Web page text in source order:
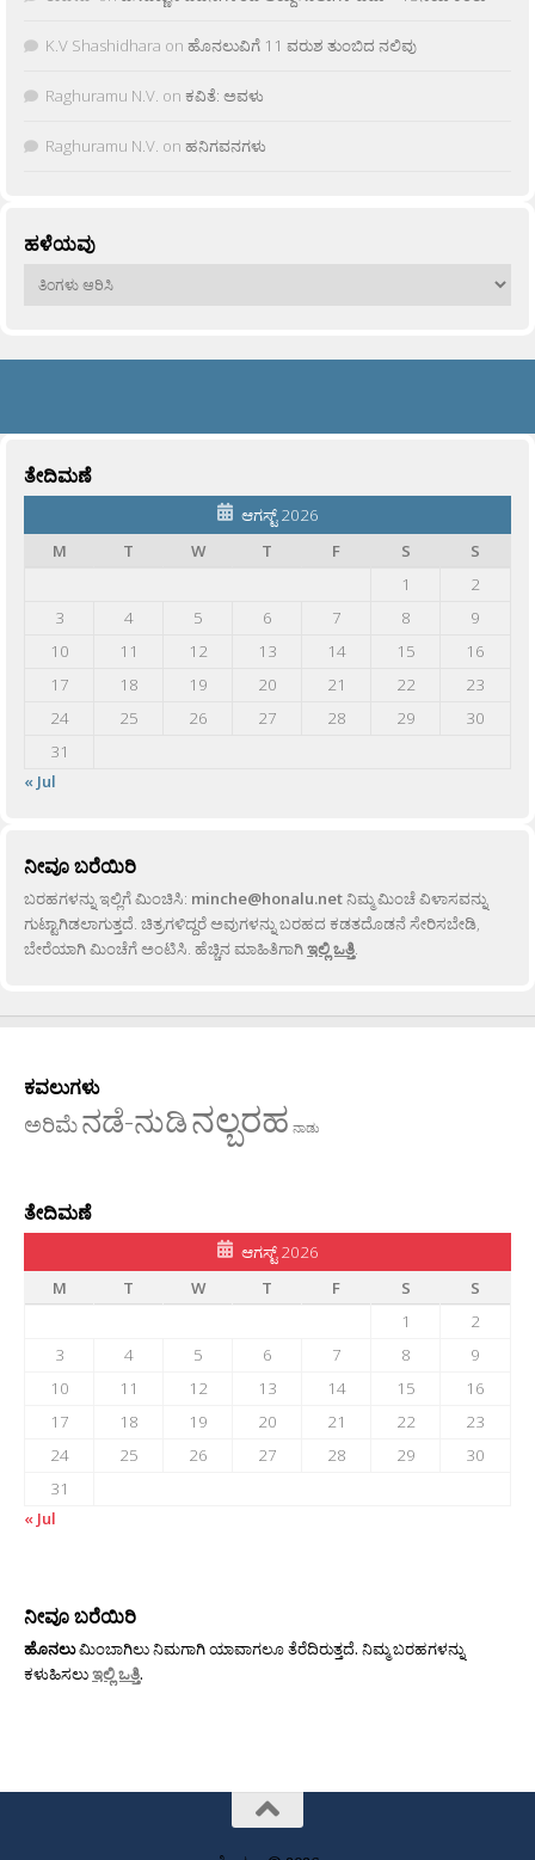
K.V Shashidhara on ಹೊನಲುವಿಗೆ 11 ವರುಶ ತುಂಬಿದ ನಲಿವು
Raghuramu N.V. on ಕವಿತೆ: ಅವಳು
Raghuramu N.V. on ಹನಿಗವನಗಳು
ಹಳೆಯವು
ಹಳೆಯವು
ತೇದಿಮಣೆ
ಆಗಸ್ಟ್ 2026
M
T W T F S
S
1
2
3
4 5 6 7 8
9
10
11 12 13 14 15
16
17
18 19 20 21 22
23
24
25 26 27 28 29
30
31
« Jul
ನೀವೂ ಬರೆಯಿರಿ
ಬರಹಗಳನ್ನು ಇಲ್ಲಿಗೆ ಮಿಂಚಿಸಿ: minche@honalu.netನಿಮ್ಮ ಮಿಂಚೆ ವಿಳಾಸವನ್ನು
ಗುಟ್ಟಾಗಿಡಲಾಗುತ್ತದೆ. ಚಿತ್ರಗಳಿದ್ದರೆ ಅವುಗಳನ್ನು ಬರಹದ ಕಡತದೊಡನೆ ಸೇರಿಸಬೇಡಿ,
ಬೇರೆಯಾಗಿ ಮಿಂಚೆಗೆ ಅಂಟಿಸಿ. ಹೆಚ್ಚಿನ ಮಾಹಿತಿಗಾಗಿಇಲ್ಲಿ ಒತ್ತಿ.
ಕವಲುಗಳು
ಅರಿಮೆನಡೆ-ನುಡಿನಲ್ಬರಹ ನಾಡು
ತೇದಿಮಣೆ
ಆಗಸ್ಟ್ 2026
M
T W T F S
S
1
2
3
4 5 6 7 8
9
10
11 12 13 14 15
16
17
18 19 20 21 22
23
24
25 26 27 28 29
30
31
« Jul
ನೀವೂ ಬರೆಯಿರಿ
ಹೊನಲುಮಿಂಬಾಗಿಲು ನಿಮಗಾಗಿ ಯಾವಾಗಲೂ ತೆರೆದಿರುತ್ತದೆ. ನಿಮ್ಮ ಬರಹಗಳನ್ನು
ಕಳುಹಿಸಲುಇಲ್ಲಿ ಒತ್ತಿ.